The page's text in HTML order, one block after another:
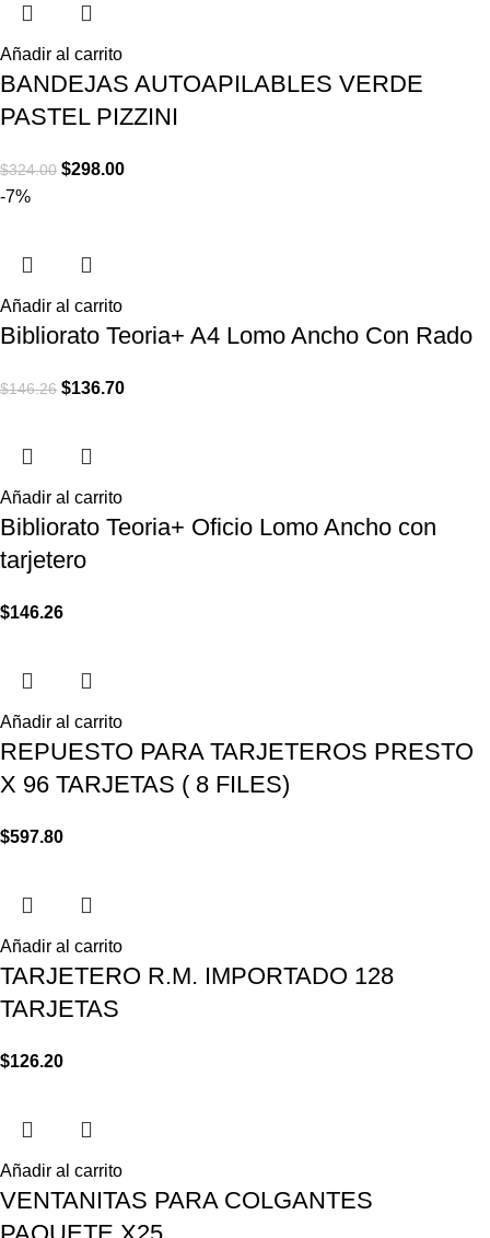
Añadir al carrito
BANDEJAS AUTOAPILABLES VERDE
PASTEL PIZZINI
$324.00 $298.00
-7%
Añadir al carrito
Bibliorato Teoria+ A4 Lomo Ancho Con Rado
$146.26 $136.70
Añadir al carrito
Bibliorato Teoria+ Oficio Lomo Ancho con
tarjetero
$146.26
Añadir al carrito
REPUESTO PARA TARJETEROS PRESTO
X 96 TARJETAS ( 8 FILES)
$597.80
Añadir al carrito
TARJETERO R.M. IMPORTADO 128
TARJETAS
$126.20
Añadir al carrito
VENTANITAS PARA COLGANTES